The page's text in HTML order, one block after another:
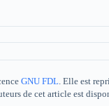
GNU FDL. Elle est
de cet article est